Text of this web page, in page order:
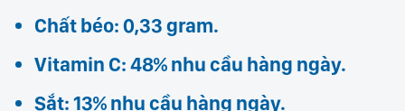
Chất béo: 0,33 gram.
Vitamin C: 48% nhu cầu hàng ngày.
Sắt: 13% nhu cầu hàng ngày.